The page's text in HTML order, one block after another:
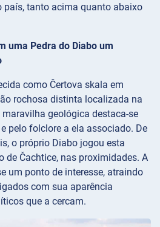
país, tanto acima quanto abaixo
uma Pedra do Diabo um
como Čertova skala em
rochosa distinta localizada na
maravilha geológica destaca-se
pelo folclore a ela associado. De
o próprio Diabo jogou esta
de Čachtice, nas proximidades. A
um ponto de interesse, atraindo
com sua aparência
que a cercam.